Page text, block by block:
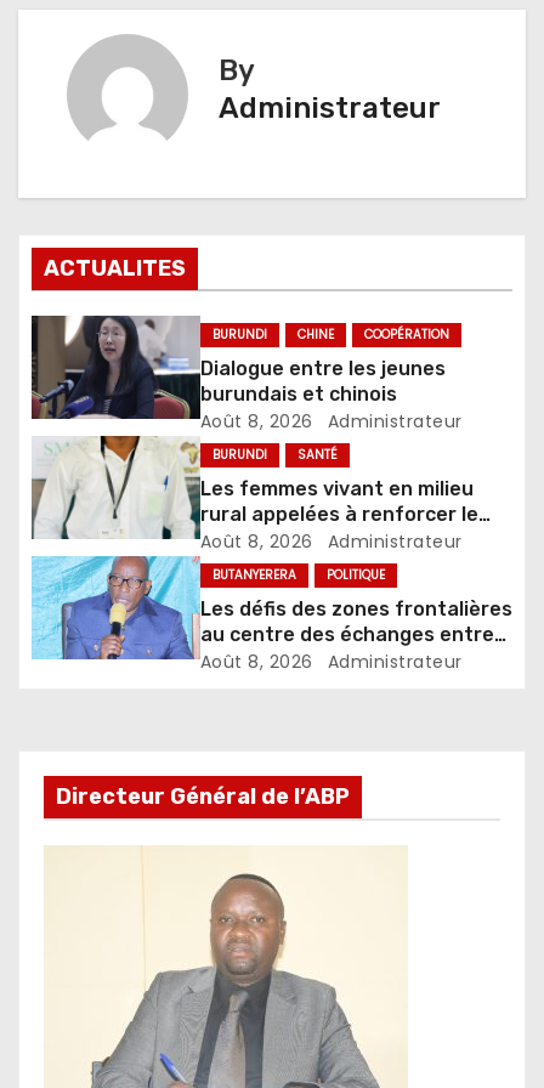
By
Administrateur
ACTUALITES
BURUNDI CHINE COOPÉRATION
Dialogue entre les jeunes
burundais et chinois
Août 8, 2026 Administrateur
BURUNDI SANTÉ
Les femmes vivant en milieu
rural appelées à renforcer le
dépistage des infections
sexuellement transmissibles
Août 8, 2026 Administrateur
BUTANYERERA POLITIQUE
Les défis des zones frontalières
au centre des échanges entre
le gouverneur et les autorités
Août 8, 2026 Administrateur
Directeur Général de l’ABP